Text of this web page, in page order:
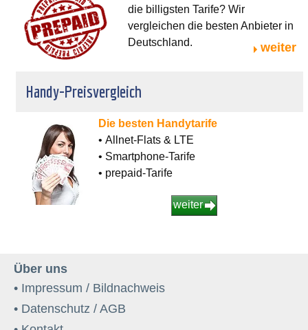
die billigsten Tarife? Wir
vergleichen die besten Anbieter in
Deutschland.
weiter
Handy-Preisvergleich
Die besten Handytarife
• Allnet-Flats & LTE
• Smartphone-Tarife
• prepaid-Tarife
weiter
Über uns
• Impressum / Bildnachweis
• Datenschutz / AGB